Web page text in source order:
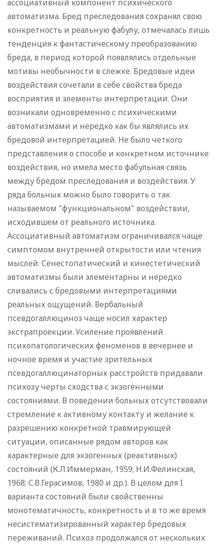
ассоциативный компонент психического
автоматизма. Бред преследования сохранял свою
конкретность и реальную фабулу, отмечалась лишь
тенденция к фантастическому преобразованию
бреда, в период которой появлялись отдельные
мотивы необычности в слежке. Бредовые идеи
воздействия сочетали в себе свойства бреда
восприятия и элементы интерпретации. Они
возникали одновременно с психическими
автоматизмами и нередко как бы являлись их
бредовой интерпретацией. Не было четкого
представления о способе и конкретном источнике
воздействия, но имела место фабульная связь
между бредом преследования и воздействия. У
ряда больных можно было говорить о так
называемом "функциональном" воздействии,
исходившем от реального источника.
Ассоциативный автоматизм ограничивался чаще
симптомом внутренней открытости или чтения
мыслей. Сенестопатический и кинестетический
автоматизмы были элементарны и нередко
сливались с бредовыми интерпретациями
реальных ощущений. Вербальный
псевдогаллюциноз чаще носил характер
экстрапроекции. Усиление проявлений
психопатологических феноменов в вечернее и
ночное время и участие зрительных
псевдогаллюцинаторных расстройств придавали
психозу черты сходства с экзогенными
состояниями. В поведении больных отсутствовали
стремление к активному контакту и желание к
разрешению конкретной травмирующей
ситуации, описанные рядом авторов как
характерные для экзогенных (реактивных)
состояний (К.Л.Иммерман, 1959; Н.И.Фелинская,
1968; С.В.Герасимов, 1980 и др.). В целом для I
варианта состояний были свойственны
монотематичность, конкретность и в то же время
несистематизированный характер бредовых
переживаний. Психоз продолжался от нескольких